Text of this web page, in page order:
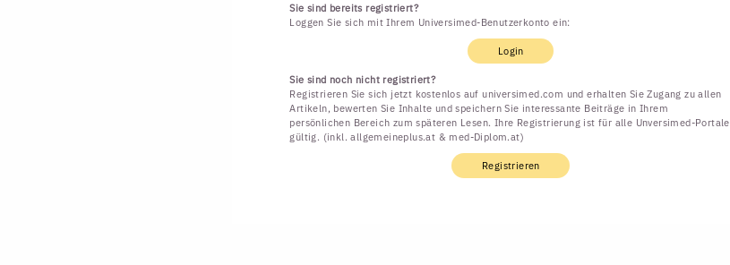
Sie sind bereits registriert?
Loggen Sie sich mit Ihrem Universimed-Benutzerkonto ein:
Login
Sie sind noch nicht registriert?
Registrieren Sie sich jetzt kostenlos auf universimed.com und erhalten Sie Zugang zu allen
Artikeln, bewerten Sie Inhalte und speichern Sie interessante Beiträge in Ihrem
persönlichen Bereich zum späteren Lesen. Ihre Registrierung ist für alle Unversimed-Portale
gültig. (inkl. allgemeineplus.at & med-Diplom.at)
Registrieren